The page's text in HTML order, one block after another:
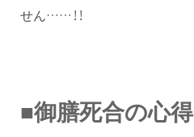
せん……！！
■御膳死合の心得